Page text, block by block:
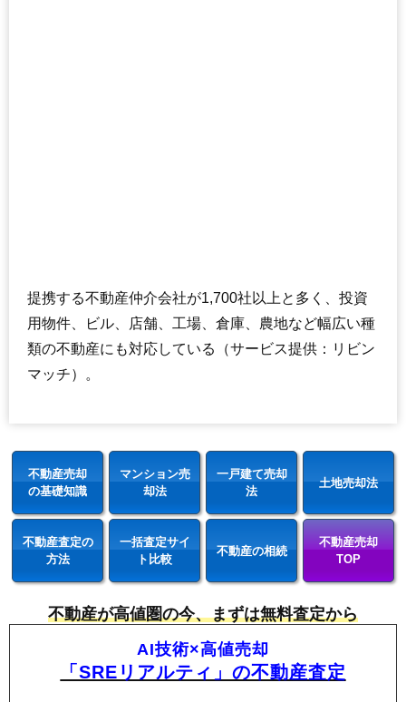
提携する不動産仲介会社が1,700社以上と多く、投資
用物件、ビル、店舗、工場、倉庫、農地など幅広い種
類の不動産にも対応している（サービス提供：リビン
マッチ）。
不動産売却
の基礎知識
マンション売
却法
一戸建て売却
法
土地売却法
不動産査定の
方法
一括査定サイ
ト比較
不動産の相続
不動産売却
TOP
不動産が高値圏の今、まずは無料査定から
AI技術×高値売却
「SREリアルティ」の不動産査定